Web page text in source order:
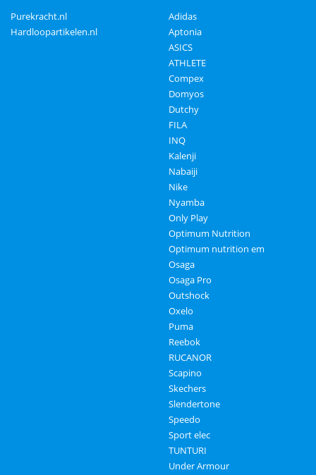
Purekracht.nl
Hardloopartikelen.nl
Adidas
Aptonia
ASICS
ATHLETE
Compex
Domyos
Dutchy
FILA
INQ
Kalenji
Nabaiji
Nike
Nyamba
Only Play
Optimum Nutrition
Optimum nutrition em
Osaga
Osaga Pro
Outshock
Oxelo
Puma
Reebok
RUCANOR
Scapino
Skechers
Slendertone
Speedo
Sport elec
TUNTURI
Under Armour